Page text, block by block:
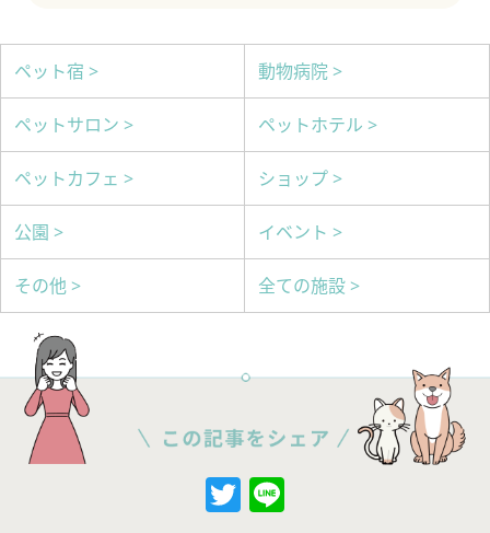
ペット宿 > 動物病院 >
ペットサロン > ペットホテル >
ペットカフェ > ショップ >
公園 > イベント >
その他 > 全ての施設 >
Twitter